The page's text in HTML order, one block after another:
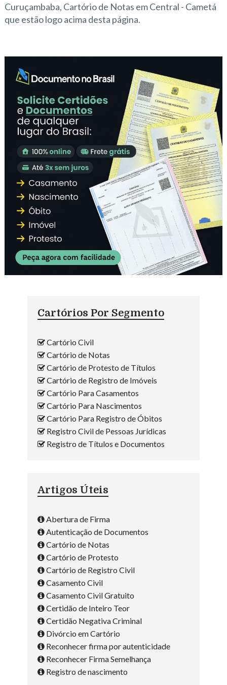
Curuçambaba, Cartório de Notas em Central - Cametá
que estão logo acima desta página.
Cartórios Por Segmento
Cartório Civil
Cartório de Notas
Cartório de Protesto de Títulos
Cartório de Registro de Imóveis
Cartório Para Casamentos
Cartório Para Nascimentos
Cartório Para Registro de Óbitos
Registro Civil de Pessoas Jurídicas
Registro de Títulos e Documentos
Artigos Úteis
Abertura de Firma
Autenticação de Documentos
Cartório de Notas
Cartório de Protesto
Cartório de Registro Civil
Casamento Civil
Casamento Civil Gratuito
Certidão de Inteiro Teor
Certidão Negativa Criminal
Divórcio em Cartório
Reconhecer firma por autenticidade
Reconhecer Firma Semelhança
Registro de nascimento